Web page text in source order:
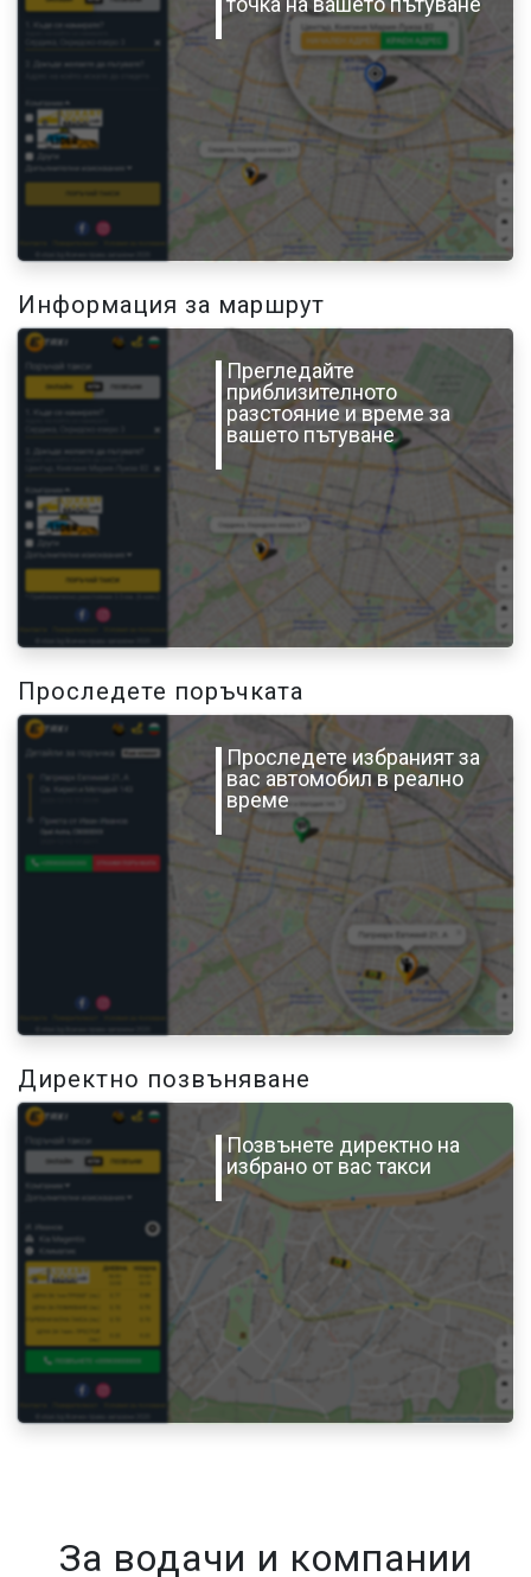
Информация за маршрут
Прегледайте
приблизителното
разстояние и време за
вашето пътуване
Проследете поръчката
Проследете избраният за
вас автомобил в реално
време
Директно позвъняване
Позвънете директно на
избрано от вас такси
За водачи и компании